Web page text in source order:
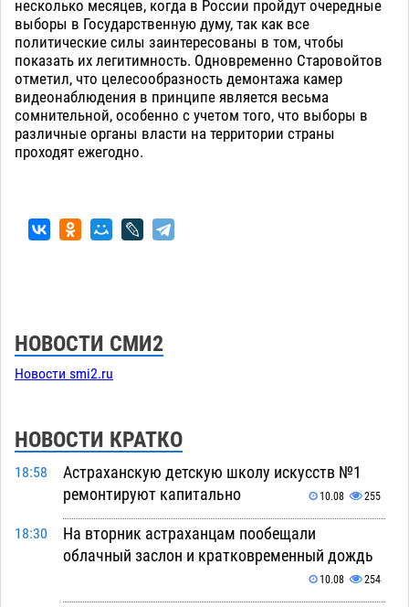
несколько месяцев, когда в России пройдут очередные
выборы в Государственную думу, так как все
политические силы заинтересованы в том, чтобы
показать их легитимность. Одновременно Старовойтов
отметил, что целесообразность демонтажа камер
видеонаблюдения в принципе является весьма
сомнительной, особенно с учетом того, что выборы в
различные органы власти на территории страны
проходят ежегодно.
НОВОСТИ СМИ2
Новости smi2.ru
НОВОСТИ КРАТКО
18:58
Астраханскую детскую школу искусств №1
ремонтируют капитально
10.08 255
18:30
На вторник астраханцам пообещали
облачный заслон и кратковременный дождь
10.08 254